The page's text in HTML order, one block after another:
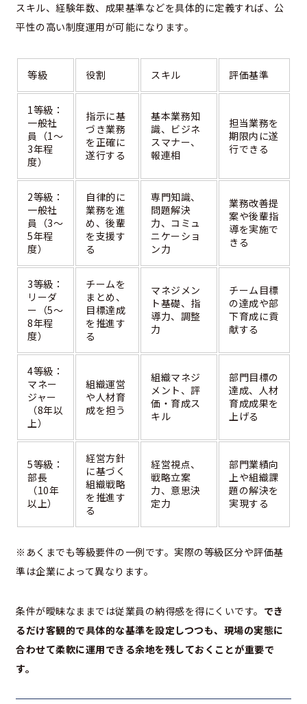
スキル、経験年数、成果基準などを具体的に定義すれば、公
平性の高い制度運用が可能になります。
等級 役割 スキル 評価基準
1等級：
一般社
員（1～
3年程
度）
指示に基
づき業務
を正確に
遂行する
基本業務知
識、ビジネ
スマナー、
報連相
担当業務を
期限内に遂
行できる
2等級：
一般社
員（3～
5年程
度）
自律的に
業務を進
め、後輩
を支援す
る
専門知識、
問題解決
力、コミュ
ニケーショ
ン力
業務改善提
案や後輩指
導を実施で
きる
3等級：
リーダ
ー（5～
8年程
度）
チームを
まとめ、
目標達成
を推進す
る
マネジメン
ト基礎、指
導力、調整
力
チーム目標
の達成や部
下育成に貢
献する
4等級：
マネー
ジャー
（8年以
上）
組織運営
や人材育
成を担う
組織マネジ
メント、評
価・育成ス
キル
部門目標の
達成、人材
育成成果を
上げる
5等級：
部長
（10年
以上）
経営方針
に基づく
組織戦略
を推進す
る
経営視点、
戦略立案
力、意思決
定力
部門業績向
上や組織課
題の解決を
実現する
※あくまでも等級要件の一例です。実際の等級区分や評価基
準は企業によって異なります。
条件が曖昧なままでは従業員の納得感を得にくいです。 でき
るだけ客観的で具体的な基準を設定しつつも、現場の実態に
合わせて柔軟に運用できる余地を残しておくことが重要で
す。